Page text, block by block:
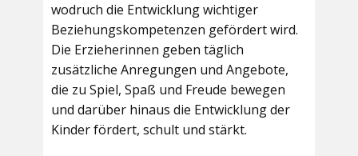
wodruch die Entwicklung wichtiger
Beziehungskompetenzen gefördert wird.
Die Erzieherinnen geben täglich
zusätzliche Anregungen und Angebote,
die zu Spiel, Spaß und Freude bewegen
und darüber hinaus die Entwicklung der
Kinder fördert, schult und stärkt.